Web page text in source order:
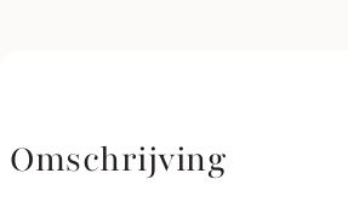
Omschrijving